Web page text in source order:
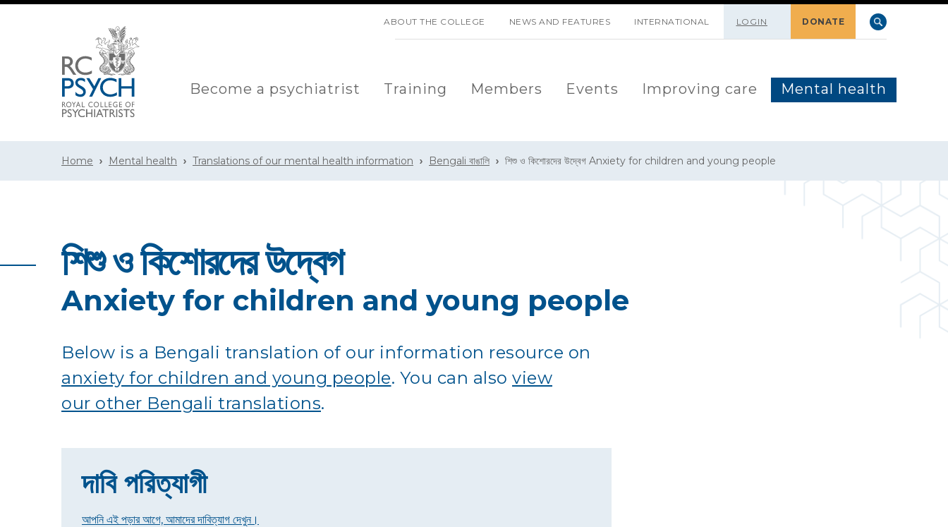
ABOUT THE COLLEGE NEWS AND FEATURES INTERNATIONAL LOGIN DONATE
Become a psychiatrist Training Members Events Improving care Mental health
Home Mental health Translations of our mental health information Bengali বাঙালি শিশু ও কিশোরদের উদ্বেগ Anxiety for children and young people
শিশু ও কিশোরদের উদ্বেগ
Anxiety for children and young people
Below is a Bengali translation of our information resource on
anxiety for children and young people. You can also view
our other Bengali translations.
দাবি পরিত্যাগী
আপনি এই পড়ার আগে, আমাদের দাবিত্যাগ দেখুন।